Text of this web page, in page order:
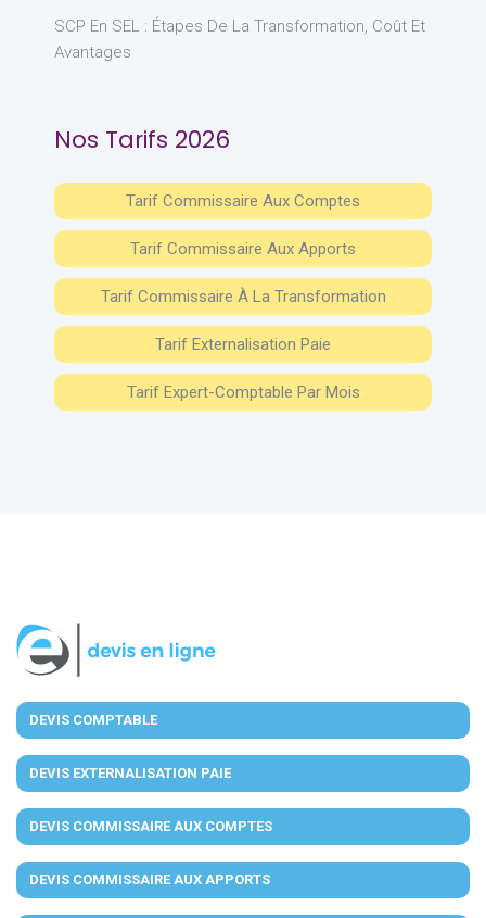
SCP En SEL : Étapes De La Transformation, Coût Et
Avantages
Nos Tarifs 2026
Tarif Commissaire Aux Comptes
Tarif Commissaire Aux Apports
Tarif Commissaire À La Transformation
Tarif Externalisation Paie
Tarif Expert-Comptable Par Mois
DEVIS COMPTABLE
DEVIS EXTERNALISATION PAIE
DEVIS COMMISSAIRE AUX COMPTES
DEVIS COMMISSAIRE AUX APPORTS